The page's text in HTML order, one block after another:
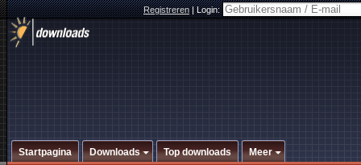
Registreren|Login:
Startpagina Downloads Top downloads Meer